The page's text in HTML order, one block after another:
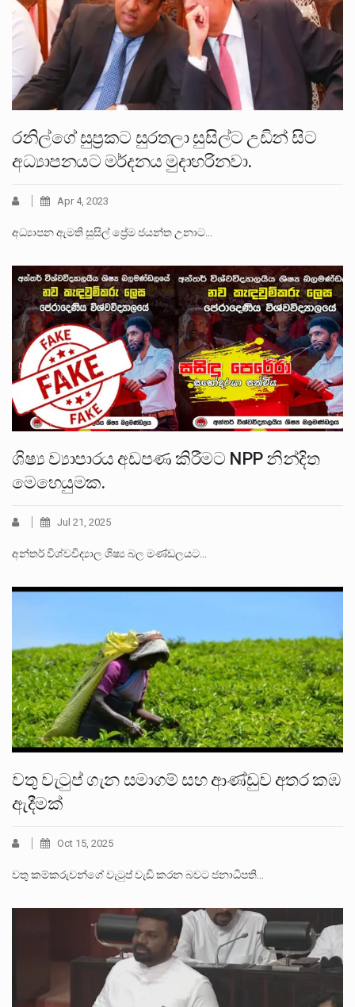
රනිල්ගේ සුප්‍රකට සුරතලා සුසිල්ට උඩින් සිට
අධ්‍යාපනයට මර්දනය මුදාහරිනවා.
Apr 4, 2023
අධ්‍යාපන ඇමති සුසිල් ප්‍රේම ජයන්ත උනාට…
ශිෂ්‍ය ව්‍යාපාරය අඩපණ කිරීමට NPP නින්දිත
මෙහෙයුමක.
Jul 21, 2025
අන්තර් විශ්වවිද්‍යාල ශිෂ්‍ය බල මණ්ඩලයට…
වතු වැටුප් ගැන සමාගම් සහ ආණ්ඩුව අතර කඹ
ඇදීමක්
Oct 15, 2025
වතු කම්කරුවන්ගේ වැටුප් වැඩි කරන බවට ජනාධිපති…